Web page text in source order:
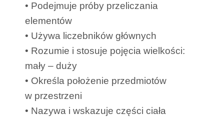
• Podejmuje próby przeliczania
elementów
• Używa liczebników głównych
• Rozumie i stosuje pojęcia wielkości:
mały – duży
• Określa położenie przedmiotów
w przestrzeni
• Nazywa i wskazuje części ciała